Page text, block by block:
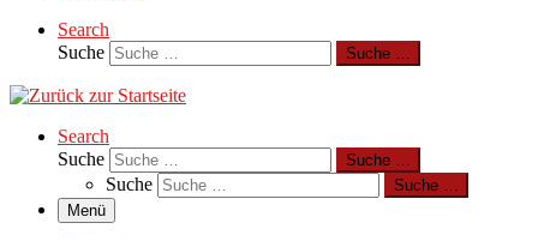
Search
Suche
Suche …
Search
Suche
Suche …
Suche
Suche …
Menü